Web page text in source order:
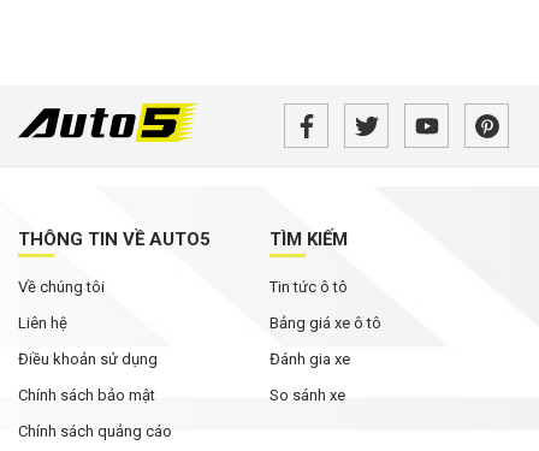
THÔNG TIN VỀ AUTO5
Về chúng tôi
Liên hệ
Điều khoản sử dụng
Chính sách bảo mật
Chính sách quảng cáo
TÌM KIẾM
Tin tức ô tô
Bảng giá xe ô tô
Đánh gia xe
So sánh xe